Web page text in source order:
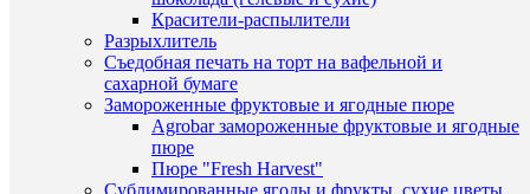
Красители-распылители
Разрыхлитель
Съедобная печать на торт на вафельной и
сахарной бумаге
Замороженные фруктовые и ягодные пюре
Agrobar замороженные фруктовые и ягодные
пюре
Пюре "Fresh Harvest"
Сублимированные ягоды и фрукты, сухие цветы,